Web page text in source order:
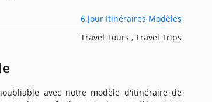
6 Jour Itinéraires Modèles
Travel Tours , Travel Trips
avec notre modèle d'itinéraire de